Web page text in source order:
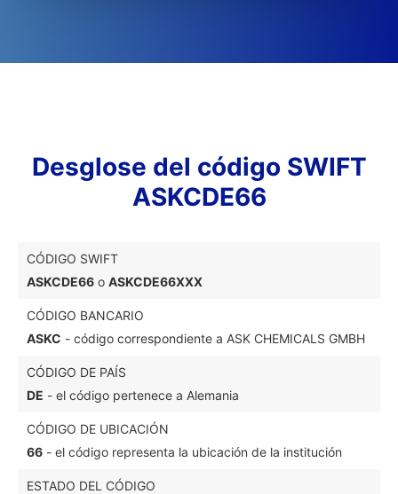
Desglose del código SWIFT
ASKCDE66
CÓDIGO SWIFT
ASKCDE66 o ASKCDE66XXX
CÓDIGO BANCARIO
ASKC - código correspondiente a ASK CHEMICALS GMBH
CÓDIGO DE PAÍS
DE - el código pertenece a Alemania
CÓDIGO DE UBICACIÓN
66 - el código representa la ubicación de la institución
ESTADO DEL CÓDIGO